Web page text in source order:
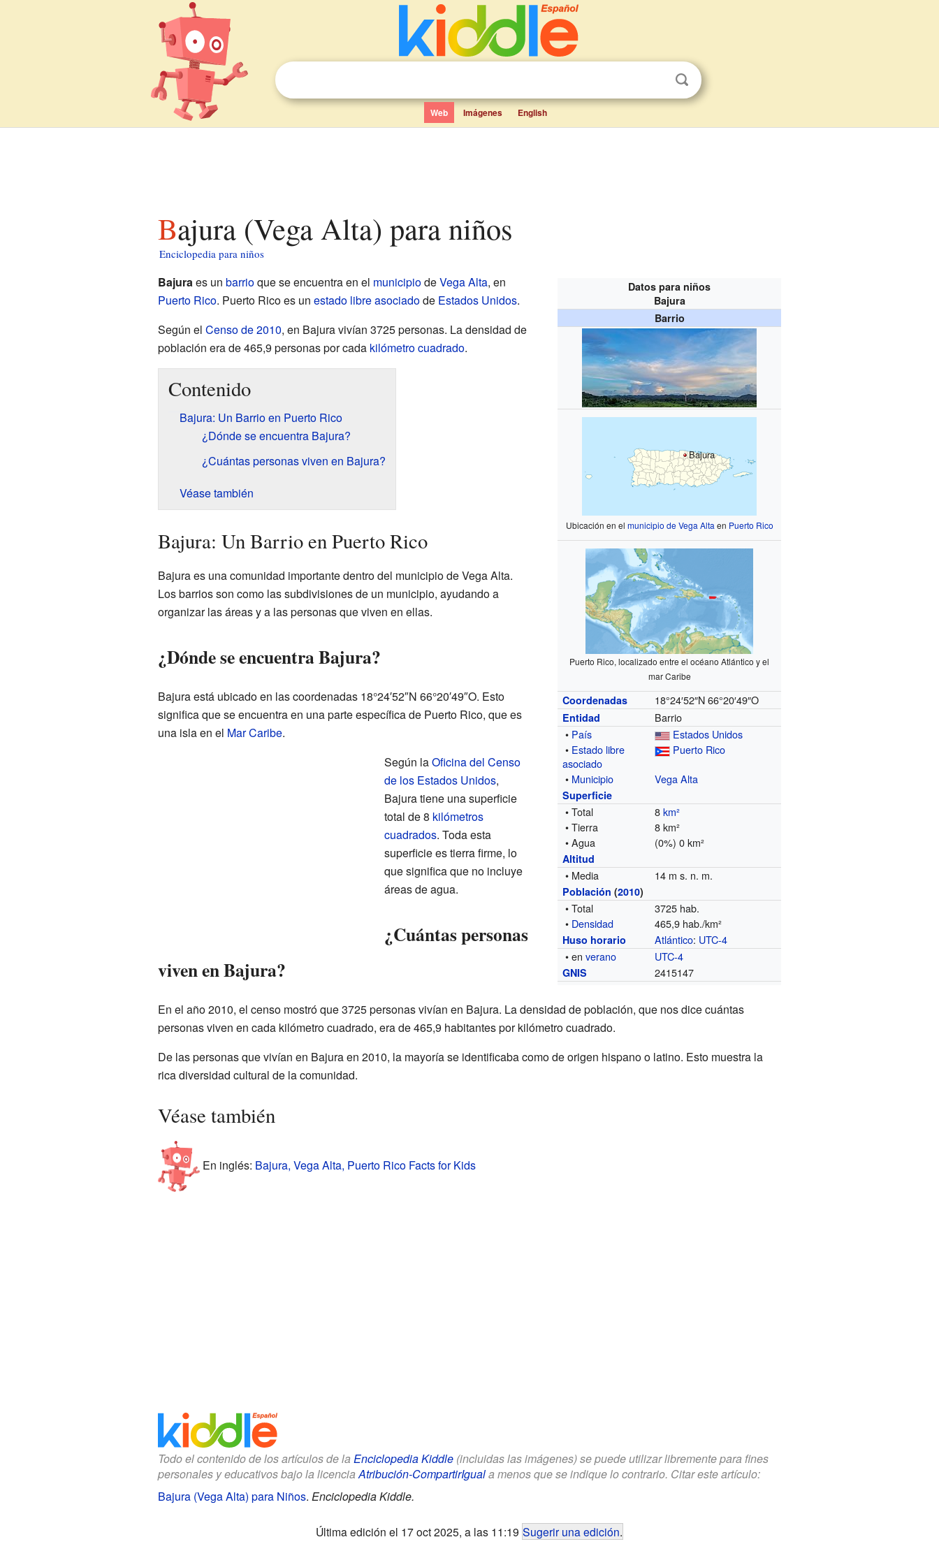
Web Imágenes English
Bajura (Vega Alta) para niños
Enciclopedia para niños
Datos para niños
Bajura
Barrio
Bajura
Ubicación en el municipio de Vega Alta en Puerto Rico
Puerto Rico, localizado entre el océano Atlántico y el
mar Caribe
Coordenadas 18°24′52″N 66°20′49″O
Entidad
Barrio
• País
Estados Unidos
• Estado libre
asociado
Puerto Rico
• Municipio Vega Alta
Superficie
• Total 8km²
• Tierra
8 km²
• Agua
(0%) 0 km²
Altitud
• Media 14 m s. n. m.
Población (2010)
• Total
3725 hab.
• Densidad 465,9 hab./km²
Huso horario Atlántico: UTC-4
• enverano UTC-4
GNIS 2415147
Bajuraes un barrioque se encuentra en el municipiodeVega Alta, en
Puerto Rico. Puerto Rico es un estado libre asociadode Estados Unidos.
Según el Censo de 2010, en Bajura vivían 3725 personas. La densidad de
población era de 465,9 personas por cada kilómetro cuadrado.
Contenido
Bajura: Un Barrio en Puerto Rico
¿Dónde se encuentra Bajura?
¿Cuántas personas viven en Bajura?
Véase también
Bajura: Un Barrio en Puerto Rico
Bajura es una comunidad importante dentro del municipio de Vega Alta.
Los barrios son como las subdivisiones de un municipio, ayudando a
organizar las áreas y a las personas que viven en ellas.
¿Dónde se encuentra Bajura?
Bajura está ubicado en las coordenadas 18°24′52″N 66°20′49″O. Esto
significa que se encuentra en una parte específica de Puerto Rico, que es
una isla en el Mar Caribe.
Según laOficina del Censo
de los Estados Unidos,
Bajura tiene una superficie
total de 8 kilómetros
cuadrados. Toda esta
superficie es tierra firme, lo
que significa que no incluye
áreas de agua.
¿Cuántas personas
viven en Bajura?
En el año 2010, el censo mostró que 3725 personas vivían en Bajura. La densidad de población, que nos dice cuántas
personas viven en cada kilómetro cuadrado, era de 465,9 habitantes por kilómetro cuadrado.
De las personas que vivían en Bajura en 2010, la mayoría se identificaba como de origen hispano o latino. Esto muestra la
rica diversidad cultural de la comunidad.
Véase también
En inglés: Bajura, Vega Alta, Puerto Rico Facts for Kids
Todo el contenido de los artículos de la Enciclopedia Kiddle(incluidas las imágenes) se puede utilizar libremente para fines
personales y educativos bajo la licenciaAtribución-CompartirIguala menos que se indique lo contrario. Citar este artículo:
Bajura (Vega Alta) para Niños. Enciclopedia Kiddle.
Última edición el 17 oct 2025, a las 11:19 Sugerir una edición.